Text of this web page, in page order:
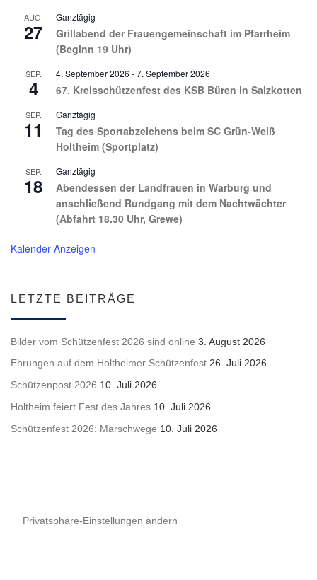
AUG.
27
Ganztägig
Grillabend der Frauengemeinschaft im Pfarrheim
(Beginn 19 Uhr)
SEP.
4
4. September 2026 -7. September 2026
67. Kreisschützenfest des KSB Büren in Salzkotten
SEP.
11
Ganztägig
Tag des Sportabzeichens beim SC Grün-Weiß
Holtheim (Sportplatz)
SEP.
18
Ganztägig
Abendessen der Landfrauen in Warburg und
anschließend Rundgang mit dem Nachtwächter
(Abfahrt 18.30 Uhr, Grewe)
Kalender Anzeigen
LETZTE BEITRÄGE
Bilder vom Schützenfest 2026 sind online 3. August 2026
Ehrungen auf dem Holtheimer Schützenfest 26. Juli 2026
Schützenpost 2026 10. Juli 2026
Holtheim feiert Fest des Jahres 10. Juli 2026
Schützenfest 2026: Marschwege 10. Juli 2026
Privatsphäre-Einstellungen ändern